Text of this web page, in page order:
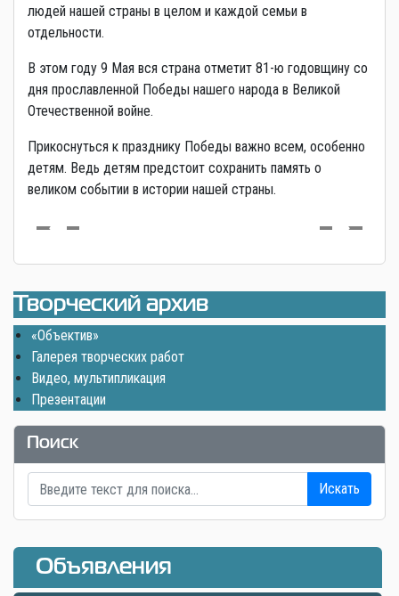
людей нашей страны в целом и каждой семьи в
отдельности.
В этом году 9 Мая вся страна отметит 81-ю годовщину со
дня прославленной Победы нашего народа в Великой
Отечественной войне.
Прикоснуться к празднику Победы важно всем, особенно
детям. Ведь детям предстоит сохранить память о
великом событии в истории нашей страны.
Творческий архив
«Объектив»
Галерея творческих работ
Видео, мультипликация
Презентации
Поиск
Искать
Объявления